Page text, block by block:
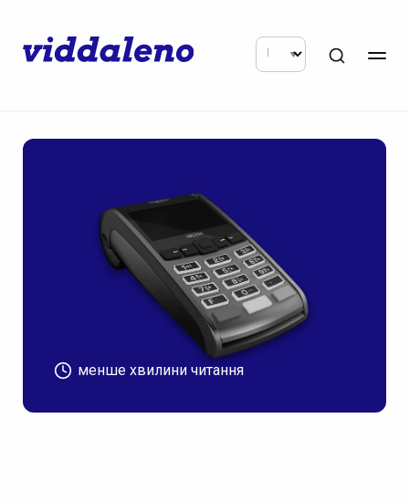
менше хвилини читання